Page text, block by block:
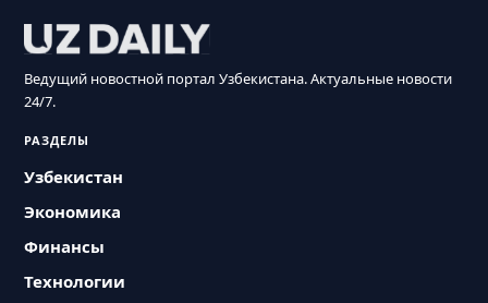
Ведущий новостной портал Узбекистана. Актуальные новости
24/7.
РАЗДЕЛЫ
Узбекистан
Экономика
Финансы
Технологии